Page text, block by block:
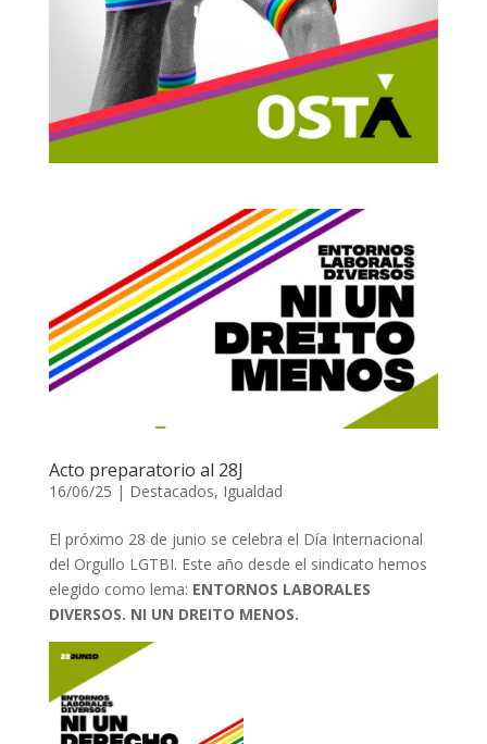
Acto preparatorio al 28J
16/06/25 | Destacados, Igualdad
El próximo 28 de junio se celebra el Día Internacional
del Orgullo LGTBI. Este año desde el sindicato hemos
elegido como lema: ENTORNOS LABORALES
DIVERSOS. NI UN DREITO MENOS.